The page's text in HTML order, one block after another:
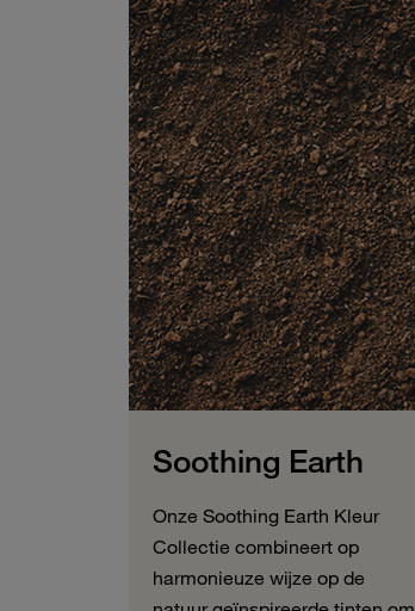
Soothing Earth
Onze Soothing Earth Kleur
Collectie combineert op
harmonieuze wijze op de